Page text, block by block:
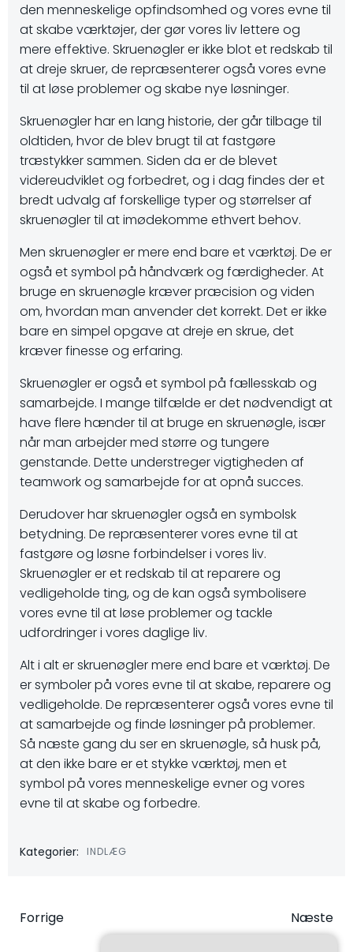
den menneskelige opfindsomhed og vores evne til
at skabe værktøjer, der gør vores liv lettere og
mere effektive. Skruenøgler er ikke blot et redskab til
at dreje skruer, de repræsenterer også vores evne
til at løse problemer og skabe nye løsninger.
Skruenøgler har en lang historie, der går tilbage til
oldtiden, hvor de blev brugt til at fastgøre
træstykker sammen. Siden da er de blevet
videreudviklet og forbedret, og i dag findes der et
bredt udvalg af forskellige typer og størrelser af
skruenøgler til at imødekomme ethvert behov.
Men skruenøgler er mere end bare et værktøj. De er
også et symbol på håndværk og færdigheder. At
bruge en skruenøgle kræver præcision og viden
om, hvordan man anvender det korrekt. Det er ikke
bare en simpel opgave at dreje en skrue, det
kræver finesse og erfaring.
Skruenøgler er også et symbol på fællesskab og
samarbejde. I mange tilfælde er det nødvendigt at
have flere hænder til at bruge en skruenøgle, især
når man arbejder med større og tungere
genstande. Dette understreger vigtigheden af
teamwork og samarbejde for at opnå succes.
Derudover har skruenøgler også en symbolsk
betydning. De repræsenterer vores evne til at
fastgøre og løsne forbindelser i vores liv.
Skruenøgler er et redskab til at reparere og
vedligeholde ting, og de kan også symbolisere
vores evne til at løse problemer og tackle
udfordringer i vores daglige liv.
Alt i alt er skruenøgler mere end bare et værktøj. De
er symboler på vores evne til at skabe, reparere og
vedligeholde. De repræsenterer også vores evne til
at samarbejde og finde løsninger på problemer.
Så næste gang du ser en skruenøgle, så husk på,
at den ikke bare er et stykke værktøj, men et
symbol på vores menneskelige evner og vores
evne til at skabe og forbedre.
Kategorier: INDLÆG
Indlægsnavigation
Forrige Næste